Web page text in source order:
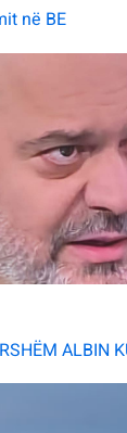
në BE
ALBIN